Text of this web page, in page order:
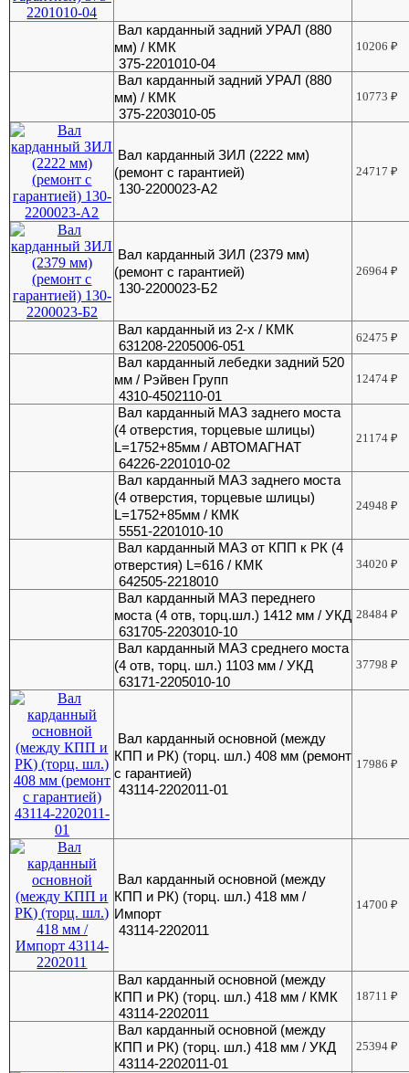
Вал карданный задний УРАЛ (880
мм) / КМК
375-2201010-04
10206₽
Вал карданный задний УРАЛ (880
мм) / КМК
375-2203010-05
10773₽
Вал карданный ЗИЛ (2222 мм)
(ремонт с гарантией)
130-2200023-А2
24717₽
Вал карданный ЗИЛ (2379 мм)
(ремонт с гарантией)
130-2200023-Б2
26964₽
Вал карданный из 2-х / КМК
631208-2205006-051
62475₽
Вал карданный лебедки задний 520
мм / Рэйвен Групп
4310-4502110-01
12474₽
Вал карданный МАЗ заднего моста
(4 отверстия, торцевые шлицы)
L=1752+85мм / АВТОМАГНАТ
64226-2201010-02
21174₽
Вал карданный МАЗ заднего моста
(4 отверстия, торцевые шлицы)
L=1752+85мм / КМК
5551-2201010-10
24948₽
Вал карданный МАЗ от КПП к РК (4
отверстия) L=616 / КМК
642505-2218010
34020₽
Вал карданный МАЗ переднего
моста (4 отв, торц.шл.) 1412 мм / УКД
631705-2203010-10
28484₽
Вал карданный МАЗ среднего моста
(4 отв, торц. шл.) 1103 мм / УКД
63171-2205010-10
37798₽
Вал карданный основной (между
КПП и РК) (торц. шл.) 408 мм (ремонт
с гарантией)
43114-2202011-01
17986₽
Вал карданный основной (между
КПП и РК) (торц. шл.) 418 мм /
Импорт
43114-2202011
14700₽
Вал карданный основной (между
КПП и РК) (торц. шл.) 418 мм / КМК
43114-2202011
18711₽
Вал карданный основной (между
КПП и РК) (торц. шл.) 418 мм / УКД
43114-2202011-01
25394₽